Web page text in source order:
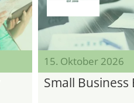
15. Oktober 2026
Small Business